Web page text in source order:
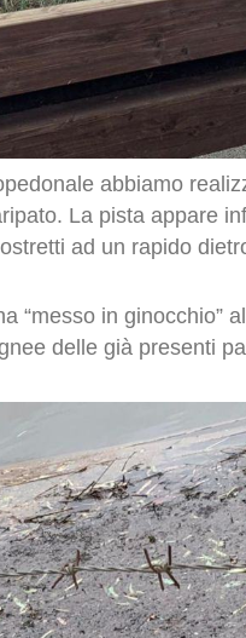
abbiamo
La pista appare
ad un rapido
“messo in ginocchio”
delle già presenti